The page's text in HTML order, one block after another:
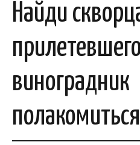
Найди
виноградник